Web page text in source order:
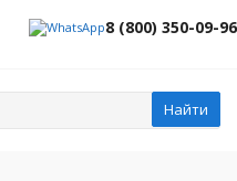
8 (800) 350-09-96
Найти